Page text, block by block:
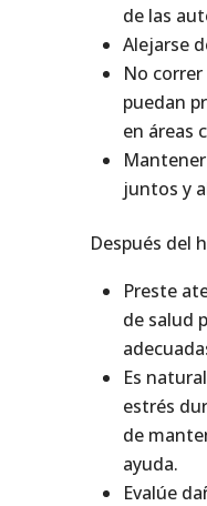
de las
Alejarse
No
puedan
en áreas
juntos y
Después del
Preste
de salud
Es
estrés
de
ayuda.
Evalúe